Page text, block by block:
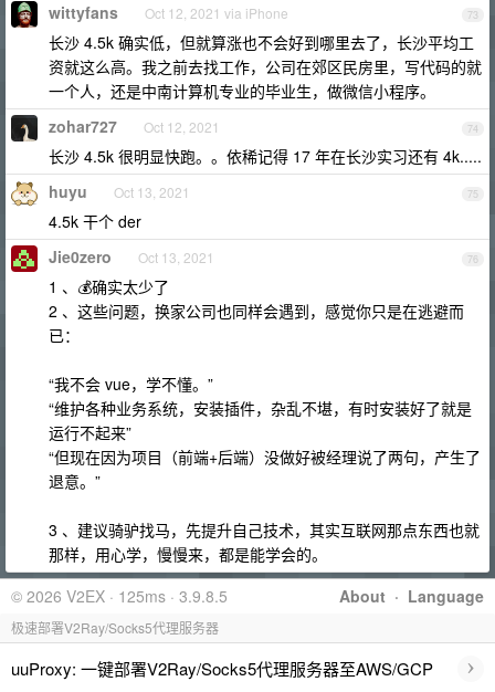
73
wittyfans Oct 12, 2021 via iPhone
长沙 4.5k 确实低，但就算涨也不会好到哪里去了，长沙平均工
资就这么高。我之前去找工作，公司在郊区民房里，写代码的就
一个人，还是中南计算机专业的毕业生，做微信小程序。
74
zohar727 Oct 12, 2021
长沙 4.5k 很明显快跑。。依稀记得 17 年在长沙实习还有 4k.....
75
huyu Oct 13, 2021
4.5k 干个 der
76
Jie0zero Oct 13, 2021
1 、💰确实太少了
2 、这些问题，换家公司也同样会遇到，感觉你只是在逃避而
已：
“我不会 vue，学不懂。”
“维护各种业务系统，安装插件，杂乱不堪，有时安装好了就是
运行不起来”
“但现在因为项目（前端+后端）没做好被经理说了两句，产生了
退意。”
3 、建议骑驴找马，先提升自己技术，其实互联网那点东西也就
那样，用心学，慢慢来，都是能学会的。
About · Language
© 2026 V2EX · 125ms · 3.9.8.5
极速部署V2Ray/Socks5代理服务器
uuProxy: 一键部署V2Ray/Socks5代理服务器至AWS/GCP ›